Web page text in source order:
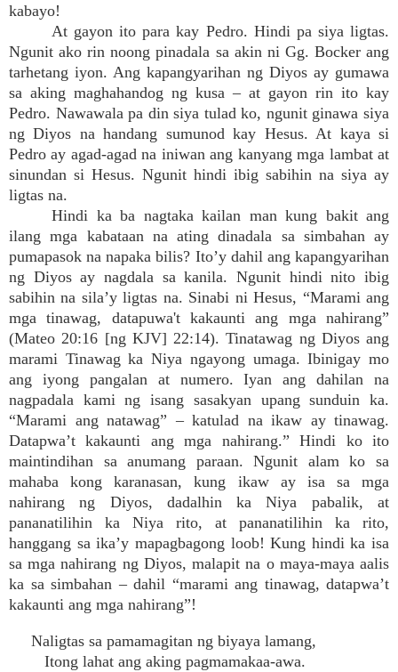
kabayo!
At gayon ito para kay Pedro. Hindi pa siya ligtas.
Ngunit ako rin noong pinadala sa akin ni Gg. Bocker ang
tarhetang iyon. Ang kapangyarihan ng Diyos ay gumawa
sa aking maghahandog ng kusa – at gayon rin ito kay
Pedro. Nawawala pa din siya tulad ko, ngunit ginawa siya
ng Diyos na handang sumunod kay Hesus. At kaya si
Pedro ay agad-agad na iniwan ang kanyang mga lambat at
sinundan si Hesus. Ngunit hindi ibig sabihin na siya ay
ligtas na.
Hindi ka ba nagtaka kailan man kung bakit ang
ilang mga kabataan na ating dinadala sa simbahan ay
pumapasok na napaka bilis? Ito’y dahil ang kapangyarihan
ng Diyos ay nagdala sa kanila. Ngunit hindi nito ibig
sabihin na sila’y ligtas na. Sinabi ni Hesus, “Marami ang
mga tinawag, datapuwa't kakaunti ang mga nahirang”
(Mateo 20:16 [ng KJV] 22:14). Tinatawag ng Diyos ang
marami Tinawag ka Niya ngayong umaga. Ibinigay mo
ang iyong pangalan at numero. Iyan ang dahilan na
nagpadala kami ng isang sasakyan upang sunduin ka.
“Marami ang natawag” – katulad na ikaw ay tinawag.
Datapwa’t kakaunti ang mga nahirang.” Hindi ko ito
maintindihan sa anumang paraan. Ngunit alam ko sa
mahaba kong karanasan, kung ikaw ay isa sa mga
nahirang ng Diyos, dadalhin ka Niya pabalik, at
pananatilihin ka Niya rito, at pananatilihin ka rito,
hanggang sa ika’y mapagbagong loob! Kung hindi ka isa
sa mga nahirang ng Diyos, malapit na o maya-maya aalis
ka sa simbahan – dahil “marami ang tinawag, datapwa’t
kakaunti ang mga nahirang”!
Naligtas sa pamamagitan ng biyaya lamang,
Itong lahat ang aking pagmamakaa-awa.